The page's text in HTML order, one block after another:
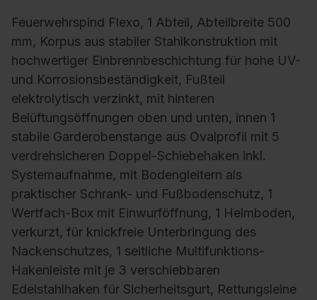
Feuerwehrspind Flexo, 1 Abteil, Abteilbreite 500
mm, Korpus aus stabiler Stahlkonstruktion mit
hochwertiger Einbrennbeschichtung für hohe UV-
und Korrosionsbeständigkeit, Fußteil
elektrolytisch verzinkt, mit hinteren
Belüftungsöffnungen oben und unten, innen 1
stabile Garderobenstange aus Ovalprofil mit 5
verdrehsicheren Doppel-Schiebehaken inkl.
Systemaufnahme, mit Bodengleitern als
praktischer Schrank- und Fußbodenschutz, 1
Wertfach-Box mit Einwurföffnung, 1 Helmboden,
verkurzt, für knickfreie Unterbringung des
Nackenschutzes, 1 seitliche Multifunktions-
Hakenleiste mit je 3 verschiebbaren
Edelstahlhaken für Sicherheitsgurt, Rettungsleine